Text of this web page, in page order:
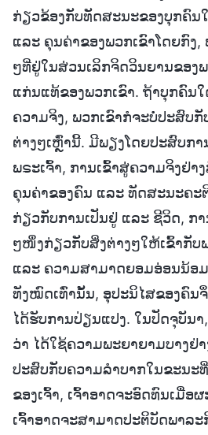
ກ່ຽວຂ້ອງກັບທັດສະນະຂອງບຸກຄົ
ແລະ ຄຸນຄ່າຂອງພວກເຂົາໂດຍກົງ
ໆທີ່ຢູ່ໃນສ່ວນເລິກຈິດວິນຍານຂອງ
ແກ່ນແທ້ຂອງພວກເຂົາ. ຖ້າບຸກຄົນ
ຄວາມຈິງ, ພວກເຂົາກໍຈະບໍ່ປະສົບ
ຕ່າງໆເຫຼົ່ານີ້. ມີພຽງໂດຍປະສົບກ
ພຣະເຈົ້າ, ການເຂົ້າສູ່ຄວາມຈິງຢ່າ
ຄຸນຄ່າຂອງຄົນ ແລະ ທັດສະນະຄະ
ກ່ຽວກັບການເປັນຢູ່ ແລະ ຊີວິດ, ກ
ໆໜຶ່ງກ່ຽວກັບສິ່ງຕ່າງໆໃຫ້ເຂົ້າກັບ
ແລະ ຄວາມສາມາດຍອມອ່ອນນ້ອ
ທັງໝົດເທົ່ານັ້ນ, ອຸປະນິໄສຂອງຄົນ
ໄດ້ຮັບການປ່ຽນແປງ. ໃນປັດຈຸບັນາ
ວ່າ ໄດ້ໃຊ້ຄວາມພະຍາຍາມບາງຢ່
ປະສົບກັບຄວາມລຳບາກໃນຂະນະ
ຂອງເຈົ້າ, ເຈົ້າອາດຈະອົດທົນເມື່ອ
ເຈົ້າອາດຈະສາມາດປະຕິບັດພາລ